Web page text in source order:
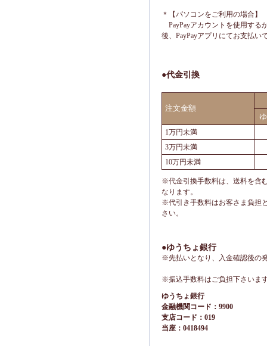
＊【パソコンをご利用の場合】
PayPayアカウントを使用する
後、PayPayアプリにてお支払い
●代金引換
注文金額
1万円未満
3万円未満
10万円未満
※代金引換手数料は、送料を含
なります。
※代引き手数料はお客さま負担
さい。
●ゆうちょ銀行
※先払いとなり、入金確認後の
※振込手数料はご負担下さいま
ゆうちょ銀行
金融機関コード：9900
支店コード：019
当座：0418494